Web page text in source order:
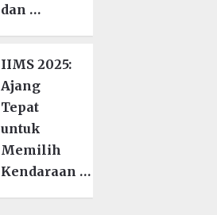
dan …
IIMS 2025:
Ajang
Tepat
untuk
Memilih
Kendaraan …